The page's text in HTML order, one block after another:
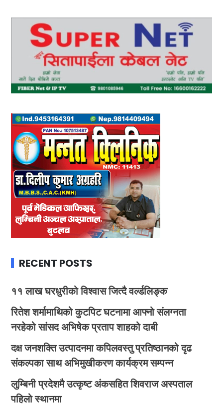
RECENT POSTS
११ लाख घरधुरीको विश्वास जित्दै वर्ल्डलिङ्क
रितेश शर्मामाथिको कुटपिट घटनामा आफ्नो संलग्नता
नरहेको सांसद अभिषेक प्रताप शाहको दाबी
दक्ष जनशक्ति उत्पादनमा कपिलवस्तु प्रतिष्ठानको दृढ
संकल्पका साथ अभिमुखीकरण कार्यक्रम सम्पन्न
लुम्बिनी प्रदेशमै उत्कृष्ट अंकसहित शिवराज अस्पताल
पहिलो स्थानमा